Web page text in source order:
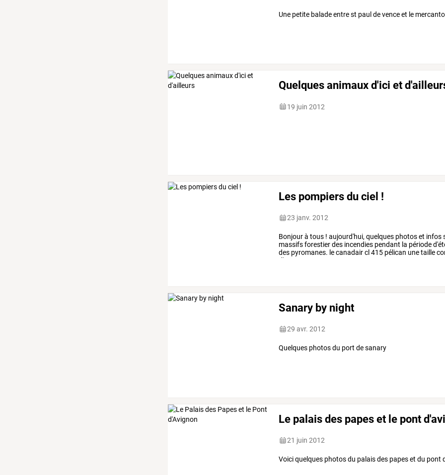
Une petite balade entre st paul de vence et le
Quelques animaux d'ici et
19 juin 2012
Les pompiers du ciel !
23 janv. 2012
Bonjourà tous ! aujourd'hui,quelques photoset infos
massifsforestierdes incendies pendant la période
des pyromanes. lecanadaircl 415 pélican unetaille
d'envergure
Sanary by night
29 avr. 2012
Quelques photos du port de sanary
Le palais des papes et le pont
21 juin 2012
Voici quelques photos du palais des papes et du pont